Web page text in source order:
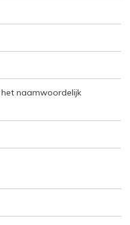
naamwoordelijk